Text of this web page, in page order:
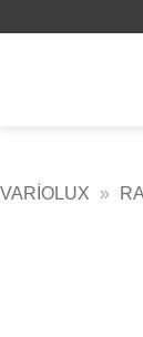
VARIOLUX »